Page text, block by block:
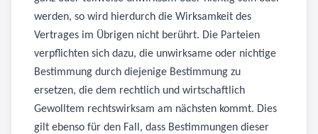
werden, so wird hierdurch die Wirksamkeit des
Vertrages im Übrigen nicht berührt. Die Parteien
verpflichten sich dazu, die unwirksame oder nichtige
Bestimmung durch diejenige Bestimmung zu
ersetzen, die dem rechtlich und wirtschaftlich
Gewolltem rechtswirksam am nächsten kommt. Dies
gilt ebenso für den Fall, dass Bestimmungen dieser